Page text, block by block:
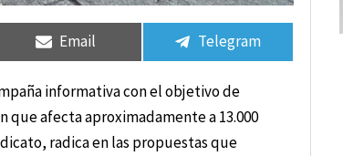
Compartir
en
Email
Compartir
en
Telegram
informativa con el objetivo de
afecta aproximadamente a 13.000
radica en las propuestas que
Compartir
en
Compartir
en